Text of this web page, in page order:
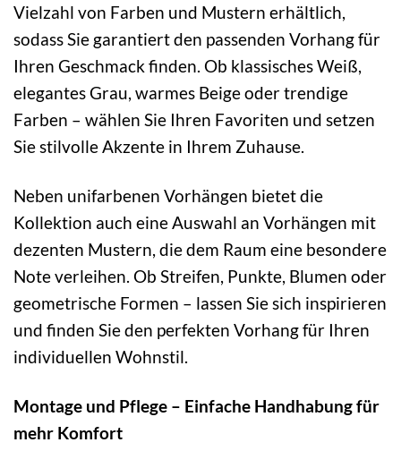
Vielzahl von Farben und Mustern erhältlich,
sodass Sie garantiert den passenden Vorhang für
Ihren Geschmack finden. Ob klassisches Weiß,
elegantes Grau, warmes Beige oder trendige
Farben – wählen Sie Ihren Favoriten und setzen
Sie stilvolle Akzente in Ihrem Zuhause.
Neben unifarbenen Vorhängen bietet die
Kollektion auch eine Auswahl an Vorhängen mit
dezenten Mustern, die dem Raum eine besondere
Note verleihen. Ob Streifen, Punkte, Blumen oder
geometrische Formen – lassen Sie sich inspirieren
und finden Sie den perfekten Vorhang für Ihren
individuellen Wohnstil.
Montage und Pflege – Einfache Handhabung für
mehr Komfort